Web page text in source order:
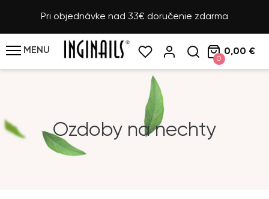
Pri objednávke nad 33€ doručenie zdarma
MENU
0
0,00 €
Ozdoby na nechty